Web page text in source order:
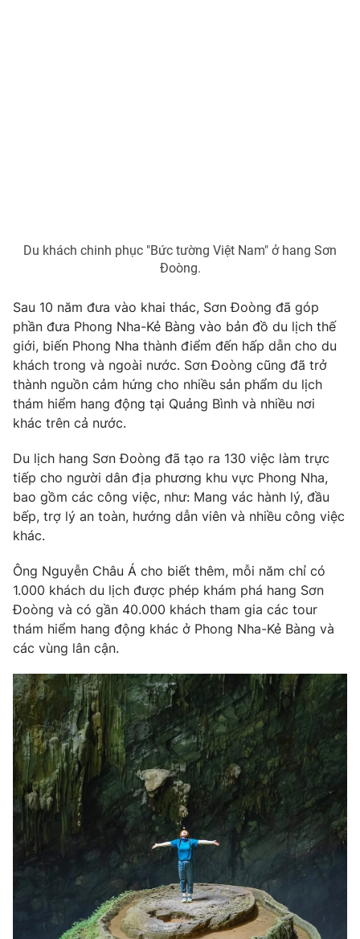
Photo Infographic
VTV Money VTV Thể thao
VTV Sức khoẻ Bất động sản
Thị trường 24h
VTV4 Vươn mình bằng AI
VTV9 VTV8
Liên hệ tòa soạn English
THỜI BÁO VTV
Theo dõi báo trên
Cơ quan chủ quản: Đài Truyền hình Việt Nam
Cơ quan báo chí: Thời báo VTV
Giấy phép hoạt động báo in và báo điện tử số 483/GP-BTTTT
cấp ngày 29/12/2023
Tổng Biên tập:
Vũ Thanh Thủy
Phó Tổng Biên tập:
Nguyễn Thị Mỹ Hạnh, Phạm Quốc Thắng,
Nguyễn Trọng Ninh
Tổng đài VTV:024.38 355 931 - 024.38 355 932
Du khách chinh phục "Bức tường Việt Nam" ở hang Sơn
Đoòng.
Sau 10 năm đưa vào khai thác, Sơn Đoòng đã góp
phần đưa Phong Nha-Kẻ Bàng vào bản đồ du lịch thế
giới, biến Phong Nha thành điểm đến hấp dẫn cho du
khách trong và ngoài nước. Sơn Đoòng cũng đã trở
thành nguồn cảm hứng cho nhiều sản phẩm du lịch
thám hiểm hang động tại Quảng Bình và nhiều nơi
khác trên cả nước.
Du lịch hang Sơn Đoòng đã tạo ra 130 việc làm trực
tiếp cho người dân địa phương khu vực Phong Nha,
bao gồm các công việc, như: Mang vác hành lý, đầu
bếp, trợ lý an toàn, hướng dẫn viên và nhiều công việc
khác.
Ông Nguyễn Châu Á cho biết thêm, mỗi năm chỉ có
1.000 khách du lịch được phép khám phá hang Sơn
Đoòng và có gần 40.000 khách tham gia các tour
thám hiểm hang động khác ở Phong Nha-Kẻ Bàng và
các vùng lân cận.